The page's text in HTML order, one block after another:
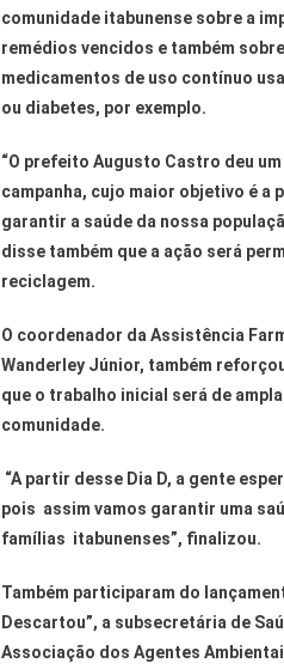
comunidade itabunense sobre a
remédios vencidos e também
medicamentos de uso contínuo
ou diabetes, por exemplo.
“O prefeito Augusto Castro deu
campanha, cujo maior objetivo é a
garantir a saúde da nossa
disse também que a ação será
reciclagem.
O coordenador da Assistência
Wanderley Júnior, também
que o trabalho inicial será de
comunidade.
“A partir desse Dia D, a gente
pois assim vamos garantir uma
famílias itabunenses”, finalizou.
Também participaram do
Descartou”, a subsecretária de
Associação dos Agentes